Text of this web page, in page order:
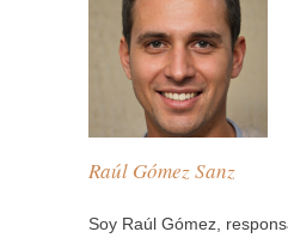
Raúl Gómez Sanz
Soy Raúl Gómez,